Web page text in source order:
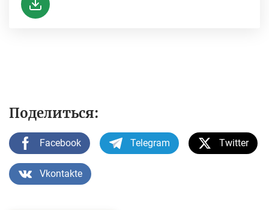
Поделиться:
Facebook Telegram Twitter
Vkontakte